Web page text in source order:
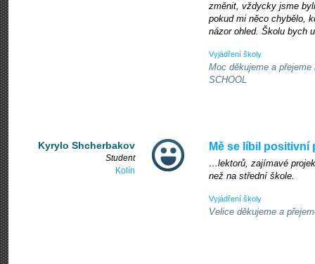
změnit, vždycky jsme
pokud mi něco chybělo,
názor ohled. Školu bych
Vyjádření školy
Moc děkujeme a
SCHOOL
Kyrylo Shcherbakov
Student
Kolín
Mě se líbil
…lektorů, zajímavé
než na střední škole.
Vyjádření školy
Velice děkujeme a